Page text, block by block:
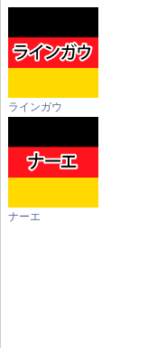
ラインガウ
ナーエ